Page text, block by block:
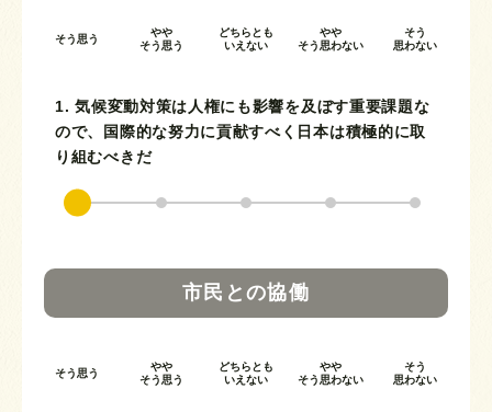
そう思う
やや
そう思う
どちらとも
いえない
やや
そう思わない
そう
思わない
1. 気候変動対策は人権にも影響を及ぼす重要課題な
ので、国際的な努力に貢献すべく日本は積極的に取
り組むべきだ
市民との協働
そう思う
やや
そう思う
どちらとも
いえない
やや
そう思わない
そう
思わない